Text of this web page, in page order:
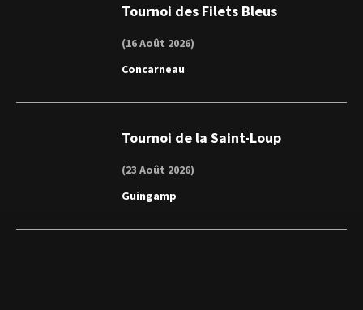
Tournoi des Filets Bleus
(16 Août 2026)
Concarneau
Tournoi de la Saint-Loup
(23 Août 2026)
Guingamp